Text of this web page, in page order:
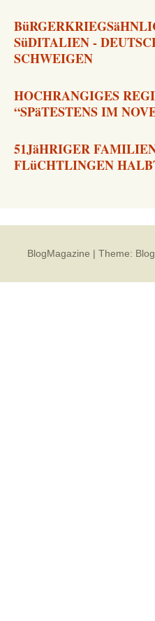
SüDITALIEN -
SCHWEIGEN
HOCHRANGIGES
“SPäTESTENS IM
51JäHRIGER
FLüCHTLINGEN
BlogMagazine | Theme: